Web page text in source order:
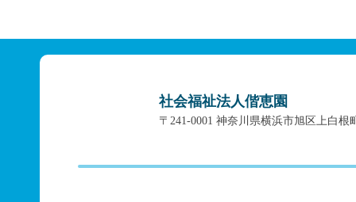
社会福祉法人偕恵園
〒241-0001 神奈川県横浜市旭区上白根